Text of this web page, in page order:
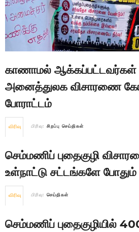
காணாமல் ஆக்கப்பட்டவர்கள்
அனைத்துலக விசாரணை
போராட்டம்
விரிவு பிரிவு: சிறப்பு செய்திகள்
செம்மணிப் புதைகுழி
உள்நாட்டு சட்டங்களே போதும்
விரிவு பிரிவு: செய்திகள்
செம்மணிப் புதைகுழியில்